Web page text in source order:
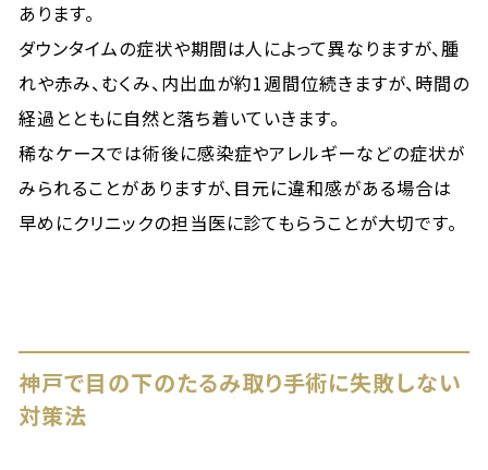
あります。
ダウンタイムの症状や期間は人によって異なりますが、腫
れや赤み、むくみ、内出血が約1週間位続きますが、時間の
経過とともに自然と落ち着いていきます。
稀なケースでは術後に感染症やアレルギーなどの症状が
みられることがありますが、目元に違和感がある場合は
早めにクリニックの担当医に診てもらうことが大切です。
神戸で目の下のたるみ取り手術に失敗しない
対策法